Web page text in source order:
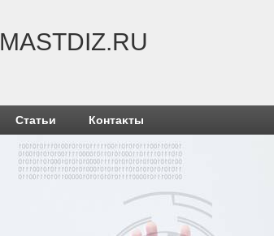
MASTDIZ.RU
Статьи Контаκты